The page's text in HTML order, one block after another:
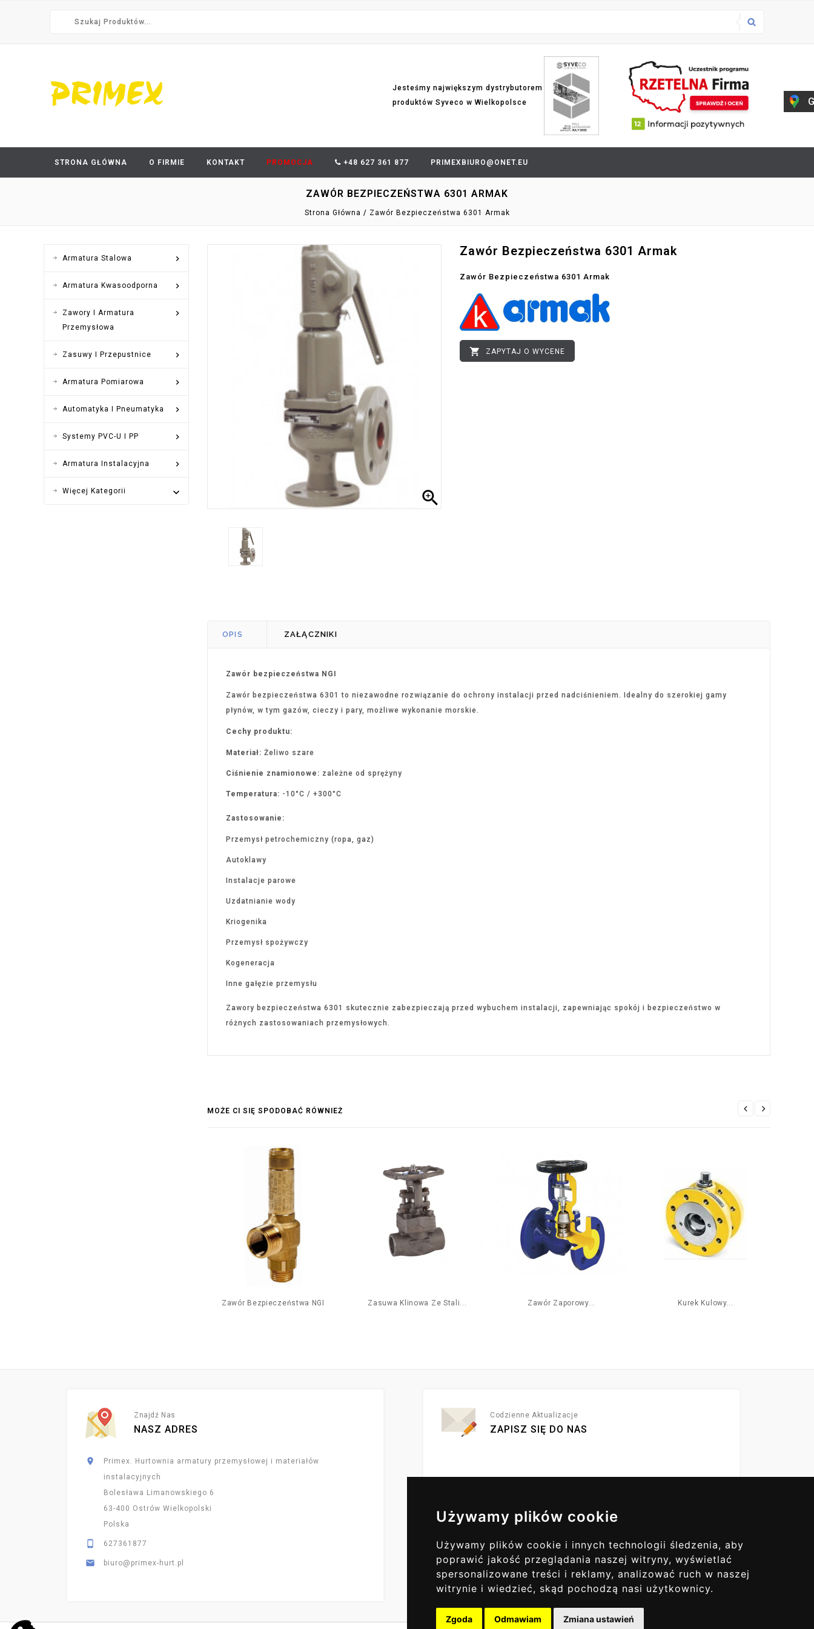
Używamy plików cookie
Używamy plików cookie i innych technologii śledzenia, aby
poprawić jakość przeglądania naszej witryny, wyświetlać
spersonalizowane treści i reklamy, analizować ruch w naszej
witrynie i wiedzieć, skąd pochodzą nasi użytkownicy.
Zgoda Odmawiam Zmiana ustawień
Jesteśmy największym dystrybutorem
produktów Syveco w Wielkopolsce
STRONA GŁÓWNA O FIRMIE KONTAKT PROMOCJA +48 627 361 877 PRIMEXBIURO@ONET.EU
ZAWÓR BEZPIECZEŃSTWA 6301 ARMAK
Strona Główna Zawór Bezpieczeństwa 6301 Armak

Armatura Stalowa

Armatura Kwasoodporna

Zawory I Armatura
Przemysłowa

Zasuwy I Przepustnice

Armatura Pomiarowa

Automatyka I Pneumatyka

Systemy PVC-U I PP

Armatura Instalacyjna
Więcej Kategorii  
Zawór Bezpieczeństwa 6301 Armak
Zawór Bezpieczeństwa 6301 Armak
 ZAPYTAJ O WYCENE
OPIS ZAŁĄCZNIKI
Zawór bezpieczeństwa NGI
Zawór bezpieczeństwa 6301 to niezawodne rozwiązanie do ochrony instalacji przed nadciśnieniem. Idealny do szerokiej gamy
płynów, w tym gazów, cieczy i pary, możliwe wykonanie morskie.
Cechy produktu:
Materiał: Żeliwo szare
Ciśnienie znamionowe: zależne od sprężyny
Temperatura: -10°C / +300°C
Zastosowanie:
Przemysł petrochemiczny (ropa, gaz)
Autoklawy
Instalacje parowe
Uzdatnianie wody
Kriogenika
Przemysł spożywczy
Kogeneracja
Inne gałęzie przemysłu
Zawory bezpieczeństwa 6301 skutecznie zabezpieczają przed wybuchem instalacji, zapewniając spokój i bezpieczeństwo w
różnych zastosowaniach przemysłowych.
MOŻE CI SIĘ SPODOBAĆ RÓWNIEŻ
Zawór Bezpieczeństwa NGI Zasuwa Klinowa Ze Stali... Zawór Zaporowy... Kurek Kulowy...
Znajdź Nas
NASZ ADRES

Primex. Hurtownia armatury przemysłowej i materiałów
instalacyjnych
Bolesława Limanowskiego 6
63-400 Ostrów Wielkopolski
Polska
 627361877
 biuro@primex-hurt.pl
Codzienne Aktualizacje
ZAPISZ SIĘ DO NAS